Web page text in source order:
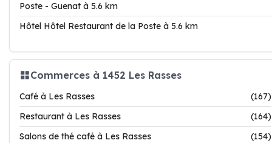
Poste - Guenat à 5.6 km
Hôtel Hôtel Restaurant de la Poste à 5.6 km
Commerces à 1452 Les Rasses
Café à Les Rasses
(167)
Restaurant à Les Rasses
(164)
Salons de thé café à Les Rasses
(154)